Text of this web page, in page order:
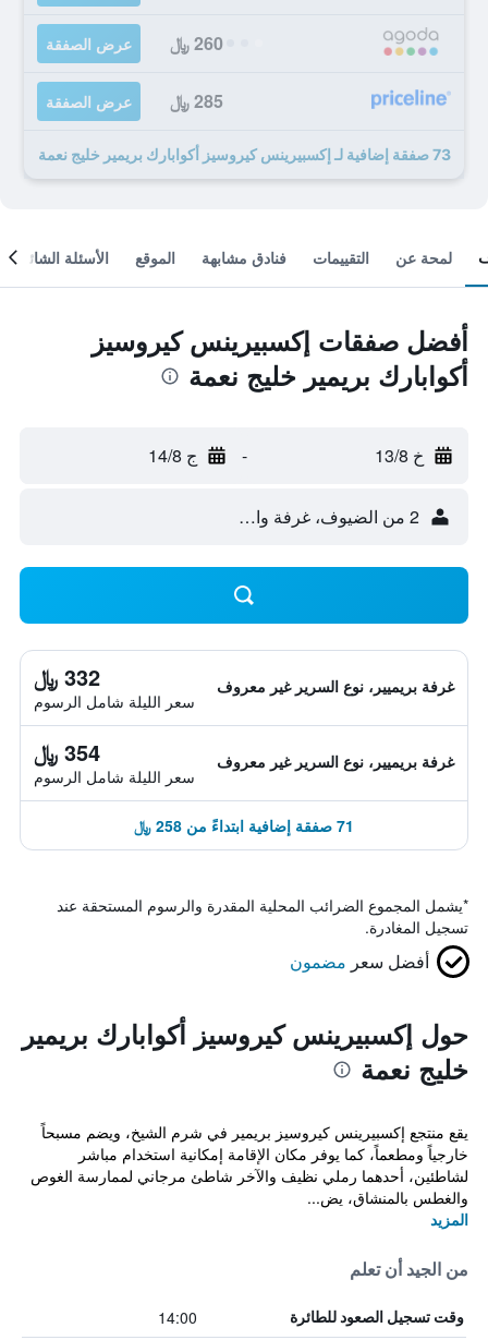
260 ﷼ عرض الصفقة
285 ﷼ عرض الصفقة
73 صفقة إضافية لـ إكسبيرينس كيروسيز أكوابارك بريمير خليج نعمة
لمحة عن التقييمات فنادق مشابهة الموقع الأسئلة الشائعة
أفضل صفقات إكسبيرينس كيروسيز
أكوابارك بريمير خليج نعمة
خ 13/8 - ج 14/8
2 من الضيوف، غرفة واحدة
غرفة بريميير، نوع السرير غير معروف 332 ﷼
سعر الليلة شامل الرسوم
غرفة بريميير، نوع السرير غير معروف 354 ﷼
سعر الليلة شامل الرسوم
71 صفقة إضافية ابتداءً من 258 ﷼
*يشمل المجموع الضرائب المحلية المقدرة والرسوم المستحقة عند
تسجيل المغادرة.
أفضل سعر مضمون
حول إكسبيرينس كيروسيز أكوابارك بريمير
خليج نعمة
يقع منتجع إكسبيرينس كيروسيز بريمير في شرم الشيخ، ويضم مسبحاً
خارجياً ومطعماً، كما يوفر مكان الإقامة إمكانية استخدام مباشر
لشاطئين، أحدهما رملي نظيف والآخر شاطئ مرجاني لممارسة الغوص
والغطس بالمنشاق، يض...
المزيد
من الجيد أن تعلم
وقت تسجيل الصعود للطائرة 14:00